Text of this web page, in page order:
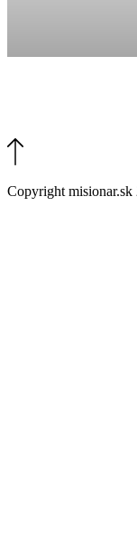
Copyright misionar.sk